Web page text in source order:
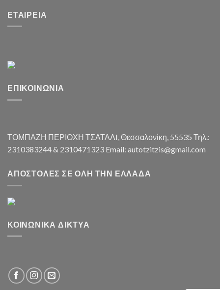
ΕΤΑΙΡΕΊΑ
ΕΠΙΚΟΙΝΩΝΊΑ
ΤΟΜΠΑΖΗ ΠΕΡΙΟΧΗ ΤΣΑΤΑΛI, Θεσσαλονίκη, 55535 Τηλ.:
2310383244 & 2310471323 Email: autotzitzis@gmail.com
ΑΠΟΣΤΟΛΈΣ ΣΕ ΌΛΗ ΤΗΝ ΕΛΛΆΔΑ
ΚΟΙΝΩΝΙΚΆ ΔΊΚΤΥΑ